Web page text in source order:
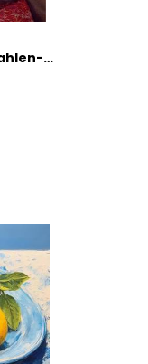
DTAUPREB Malen nach Zahlen-Set DIY-Ölgemälde Stillleben mit Gladiolen Felix Vallotton Malen nach Zahlen Zeichnung auf Leinwand Kunstdekor-Geschenke